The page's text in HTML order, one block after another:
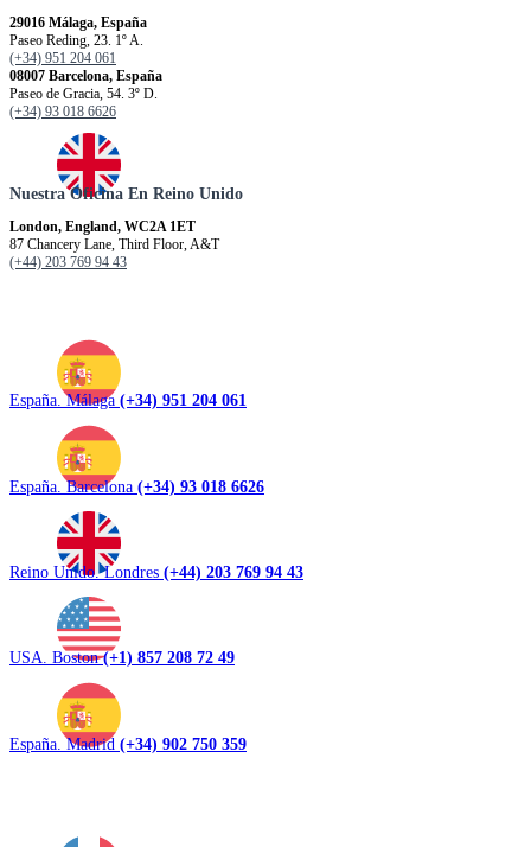
29016 Málaga, España
Paseo Reding, 23. 1º A.
(+34) 951 204 061
08007 Barcelona, España
Paseo de Gracia, 54. 3º D.
(+34) 93 018 6626
Nuestra Oficina En Reino Unido
London, England, WC2A 1ET
87 Chancery Lane, Third Floor, A&T
(+44) 203 769 94 43
España. Málaga (+34) 951 204 061
España. Barcelona (+34) 93 018 6626
Reino Unido. Londres (+44) 203 769 94 43
USA. Boston(+1) 857 208 72 49
España. Madrid (+34) 902 750 359